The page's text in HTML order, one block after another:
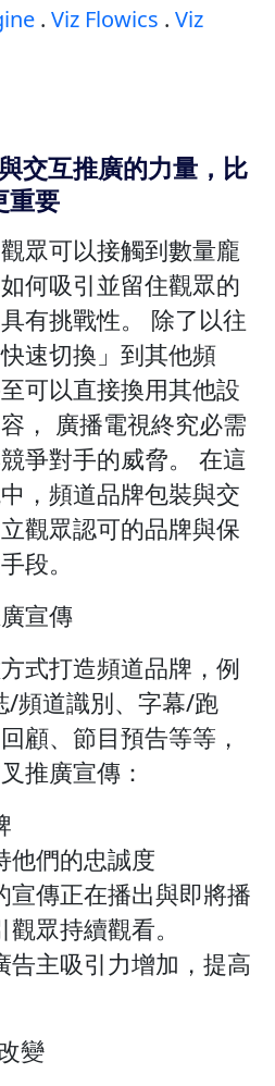
. Viz Flowics . Viz
交互推廣的力量，比
重要
眾可以接觸到數量龐
何吸引並留住觀眾的
有挑戰性。 除了以往
速切換」到其他頻
可以直接換用其他設
， 廣播電視終究必需
爭對手的威脅。 在這
，頻道品牌包裝與交
觀眾認可的品牌與保
段。
宣傳
式打造頻道品牌，例
/頻道識別、字幕/跑
顧、節目預告等等，
推廣宣傳：
他們的忠誠度
宣傳正在播出與即將播
眾持續觀看。
告主吸引力增加，提高
變